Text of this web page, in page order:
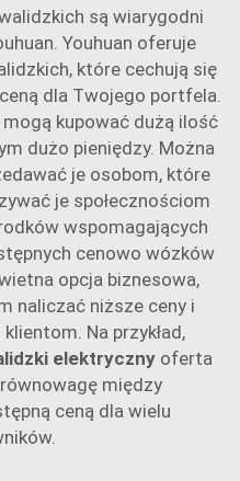
są wiarygodni
Youhuan oferuje
które cechują się
dla Twojego portfela.
kupować dużą ilość
dużo pieniędzy. Można
je osobom, które
je społecznościom
wspomagających
cenowo wózków
opcja biznesowa,
naliczać niższe ceny i
Na przykład,
elektryczny oferta
między
ceną dla wielu